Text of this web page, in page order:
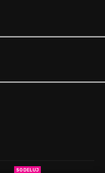
SODELUJ